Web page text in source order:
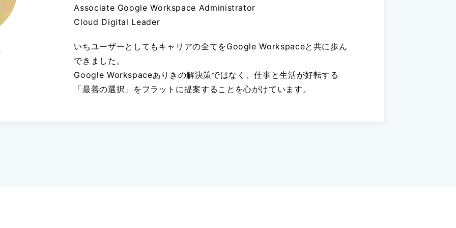
Associate Google Workspace Administrator
Cloud Digital Leader
いちユーザーとしてもキャリアの全てをGoogle Workspaceと共に歩ん
できました。
Google Workspaceありきの解決策ではなく、仕事と生活が好転する
「最善の選択」をフラットに提案することを心がけています。